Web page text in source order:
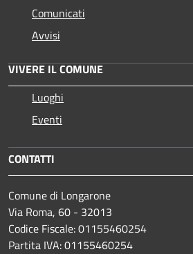
Comunicati
Avvisi
VIVERE IL COMUNE
Luoghi
Eventi
CONTATTI
Comune di Longarone
Via Roma, 60 - 32013
Codice Fiscale: 01155460254
Partita IVA: 01155460254